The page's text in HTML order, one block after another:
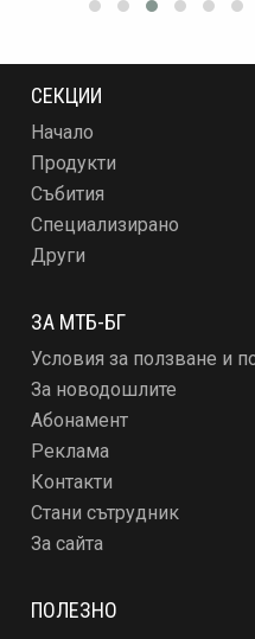
СЕКЦИИ
Начало
Продукти
Събития
Специализирано
Други
ЗА МТБ-БГ
Условия за ползване и
За новодошлите
Абонамент
Реклама
Контакти
Стани сътрудник
За сайта
ПОЛЕЗНО